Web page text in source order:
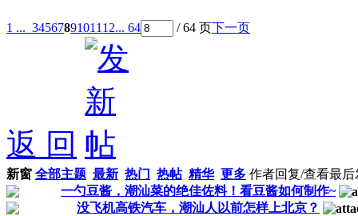
1 ... 34567891011 12... 64 / 64 页下一页
返 回
新窗 全部主题 最新 热门 热帖 精华 更多 作者回复/查看最后
一勺豆酱，潮汕菜的绝佳佐料！看豆酱如何制作~
没飞机高铁汽车，潮汕人以前怎样上北京？